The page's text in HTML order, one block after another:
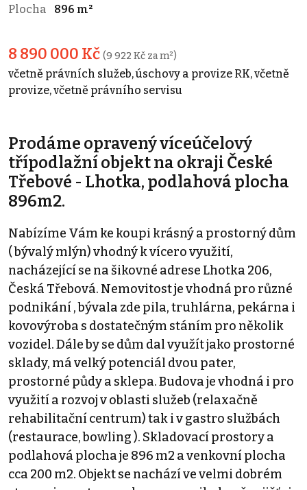
Plocha
896 m²
8 890 000 Kč (9 922 Kč za m²)
včetně právních služeb, úschovy a provize RK, včetně
provize, včetně právního servisu
Prodáme opravený víceúčelový
třípodlažní objekt na okraji České
Třebové - Lhotka, podlahová plocha
896m2.
Nabízíme Vám ke koupi krásný a prostorný dům
( bývalý mlýn) vhodný k vícero využití,
nacházející se na šikovné adrese Lhotka 206,
Česká Třebová. Nemovitost je vhodná pro různé
podnikání , bývala zde pila, truhlárna, pekárna i
kovovýroba s dostatečným stáním pro několik
vozidel. Dále by se dům dal využít jako prostorné
sklady, má velký potenciál dvou pater,
prostorné půdy a sklepa. Budova je vhodná i pro
využití a rozvoj v oblasti služeb (relaxačně
rehabilitační centrum) tak i v gastro službách
(restaurace, bowling ). Skladovací prostory a
podlahová plocha je 896 m2 a venkovní plocha
cca 200 m2. Objekt se nachází ve velmi dobrém